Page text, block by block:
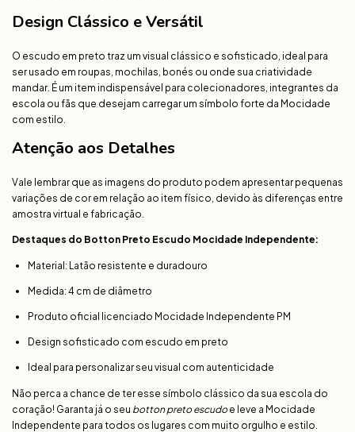
Design Clássico e Versátil
O escudo em preto traz um visual clássico e sofisticado, ideal para
ser usado em roupas, mochilas, bonés ou onde sua criatividade
mandar. É um item indispensável para colecionadores, integrantes da
escola ou fãs que desejam carregar um símbolo forte da Mocidade
com estilo.
Atenção aos Detalhes
Vale lembrar que as imagens do produto podem apresentar pequenas
variações de cor em relação ao item físico, devido às diferenças entre
amostra virtual e fabricação.
Destaques do Botton Preto Escudo Mocidade Independente:
Material: Latão resistente e duradouro
Medida: 4 cm de diâmetro
Produto oficial licenciado Mocidade Independente PM
Design sofisticado com escudo em preto
Ideal para personalizar seu visual com autenticidade
Não perca a chance de ter esse símbolo clássico da sua escola do
coração! Garanta já o seu botton preto escudo e leve a Mocidade
Independente para todos os lugares com muito orgulho e estilo.